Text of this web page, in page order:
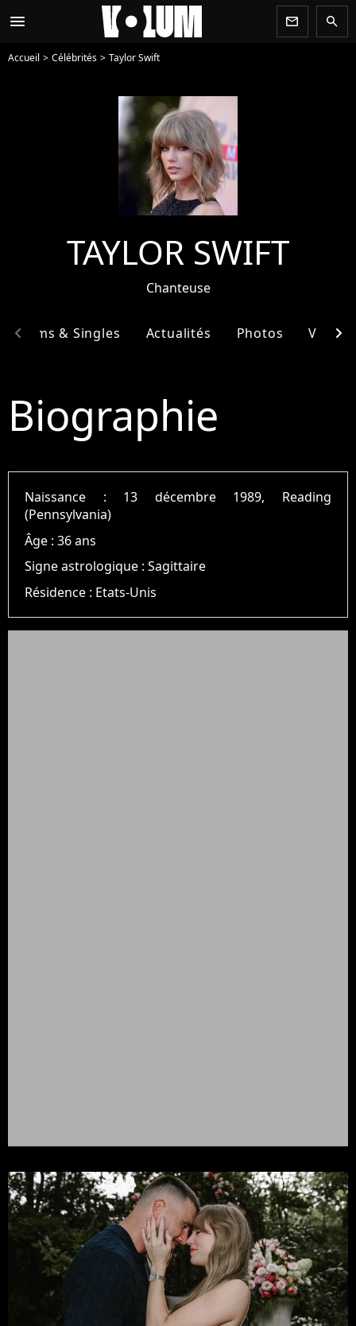
menu newsletter search
Accueil Célébrités Taylor Swift
TAYLOR SWIFT
Chanteuse
Albums & Singles Actualités Photos Vidéos
chevron_left chevron_right
Biographie
Naissance : 13 décembre 1989, Reading
(Pennsylvania)
Âge :36 ans
Signe astrologique :Sagittaire
Résidence : Etats-Unis